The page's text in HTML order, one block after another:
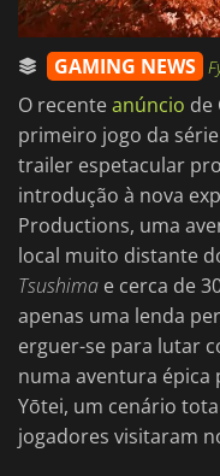
GAMING NEWS
O recenteanúncio de
primeiro jogo da
trailer espetacular
introdução à nova
Productions, uma
local muito distante
Tsushima e cerca de
apenas uma lenda
erguer-se para lutar
numa aventura épica
Yōtei, um cenário
jogadores visitaram